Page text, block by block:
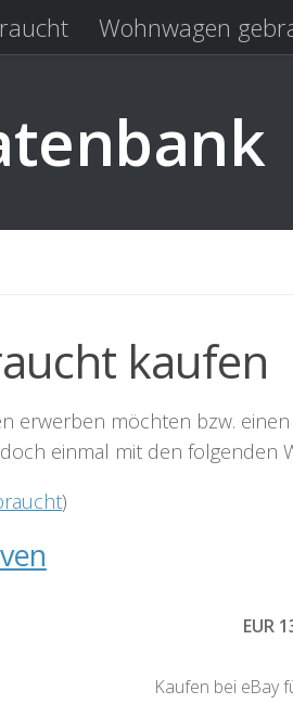
Wohnwagen
kaufen
erwerben möchten bzw.
einmal mit den folgenden
)
EUR
Kaufen bei eBay